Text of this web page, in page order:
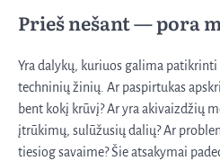
Prieš nešant — pora
Yra dalykų, kuriuos galima
techninių žinių. Ar paspirtukas
bent kokį krūvį? Ar yra akivaizdžių
įtrūkimų, sulūžusių dalių? Ar
tiesiog savaime? Šie atsakymai